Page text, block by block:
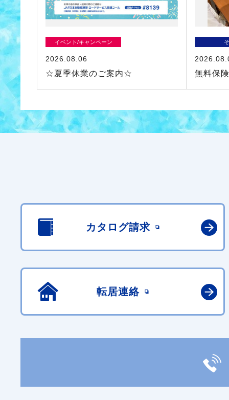
イベント/キャンペーン
2026.08.06
☆夏季休業のご案内☆ 無料保
カタログ請求
転居連絡